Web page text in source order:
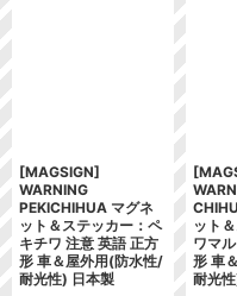
[MAGSIGN]
WARNING
PEKICHIHUA マグネ
ット＆ステッカー：ペ
キチワ 注意 英語 正方
形 車＆屋外用(防水性/
耐光性) 日本製
ット
ワマ
形 車
耐光